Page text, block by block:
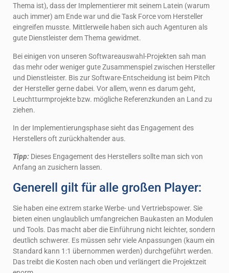
Thema ist), dass der Implementierer mit seinem Latein (warum
auch immer) am Ende war und die Task Force vom Hersteller
eingreifen musste. Mittlerweile haben sich auch Agenturen als
gute Dienstleister dem Thema gewidmet.
Bei einigen von unseren Softwareauswahl-Projekten sah man
das mehr oder weniger gute Zusammenspiel zwischen Hersteller
und Dienstleister. Bis zur Software-Entscheidung ist beim Pitch
der Hersteller gerne dabei. Vor allem, wenn es darum geht,
Leuchtturmprojekte bzw. mögliche Referenzkunden an Land zu
ziehen.
In der Implementierungsphase sieht das Engagement des
Herstellers oft zurückhaltender aus.
Tipp: Dieses Engagement des Herstellers sollte man sich von
Anfang an zusichern lassen.
Generell gilt für alle großen Player:
Sie haben eine extrem starke Werbe- und Vertriebspower. Sie
bieten einen unglaublich umfangreichen Baukasten an Modulen
und Tools. Das macht aber die Einführung nicht leichter, sondern
deutlich schwerer. Es müssen sehr viele Anpassungen (kaum ein
Standard kann 1:1 übernommen werden) durchgeführt werden.
Das treibt die Kosten nach oben und verlängert die Projektzeit